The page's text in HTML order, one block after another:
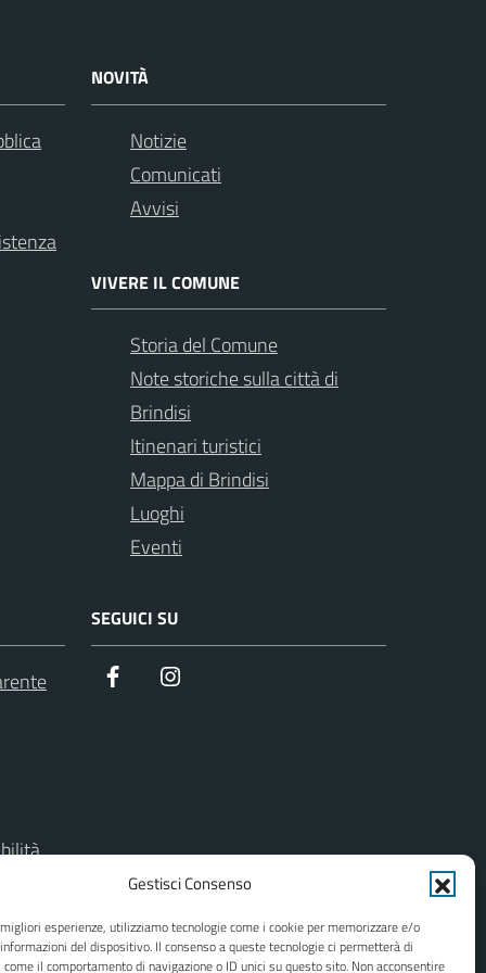
Gestisci Consenso
esperienze, utilizziamo tecnologie come i cookie per memorizzare e/o
del dispositivo. Il consenso a queste tecnologie ci permetterà di
il comportamento di navigazione o ID unici su questo sito. Non acconsentire
NOVITÀ
Notizie
Comunicati
Avvisi
VIVERE IL COMUNE
Storia del Comune
Note storiche sulla città di
Brindisi
Itinenari turistici
Mappa di Brindisi
Luoghi
Eventi
sito
SEGUICI SU
Facebook